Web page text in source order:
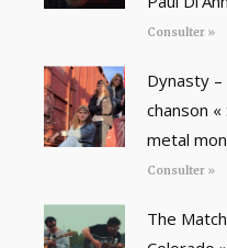
Consulter »
Dynasty
chanson
metal
Consulter »
The